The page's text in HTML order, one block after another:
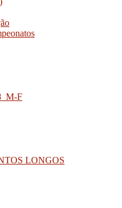
F
LONGOS